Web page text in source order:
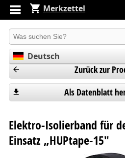
Merkzettel
Produkt suchen
Deutsch
Español
Zurück zur
Als Datenblatt
Elektro-Isolierband für
Einsatz „HUPtape-15"